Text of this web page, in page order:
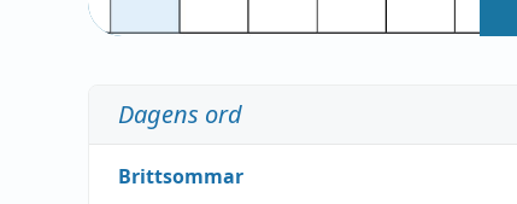
Dagens ord
Brittsommar